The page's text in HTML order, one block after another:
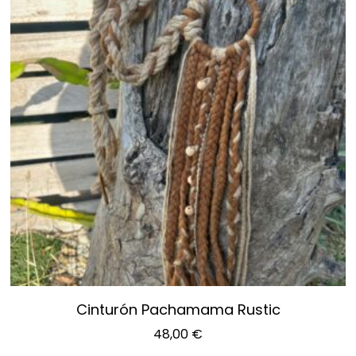
Cinturón Pachamama Rustic
48,00 €